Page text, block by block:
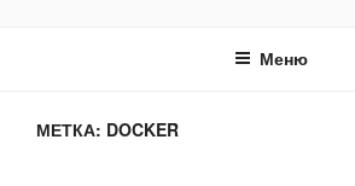
Меню
МЕТКА: DOCKER